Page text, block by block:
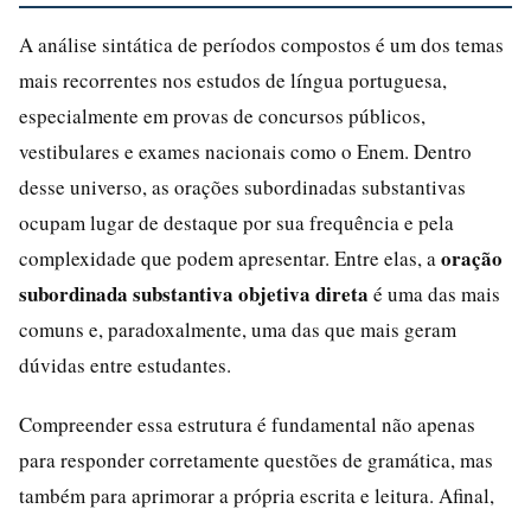
A análise sintática de períodos compostos é um dos temas
mais recorrentes nos estudos de língua portuguesa,
especialmente em provas de concursos públicos,
vestibulares e exames nacionais como o Enem. Dentro
desse universo, as orações subordinadas substantivas
ocupam lugar de destaque por sua frequência e pela
complexidade que podem apresentar. Entre elas, a oração
subordinada substantiva objetiva direta é uma das mais
comuns e, paradoxalmente, uma das que mais geram
dúvidas entre estudantes.
Compreender essa estrutura é fundamental não apenas
para responder corretamente questões de gramática, mas
também para aprimorar a própria escrita e leitura. Afinal,